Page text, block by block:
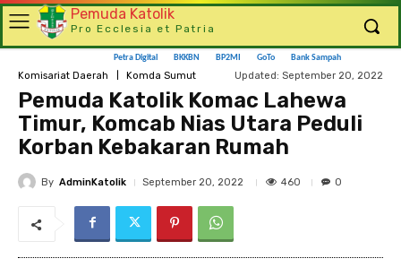
Pemuda Katolik
Pro Ecclesia et Patria
Petra Digital BKKBN BP2MI GoTo Bank Sampah
Komisariat Daerah Komda Sumut Updated: September 20, 2022
Pemuda Katolik Komac Lahewa
Timur, Komcab Nias Utara Peduli
Korban Kebakaran Rumah
By AdminKatolik September 20, 2022 460 0